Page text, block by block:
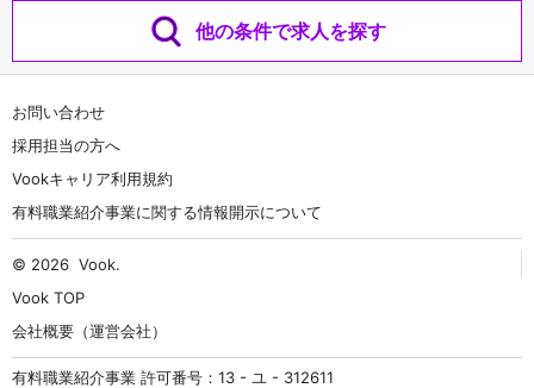
他の条件で求人を探す
お問い合わせ
採用担当の方へ
Vookキャリア利用規約
有料職業紹介事業に関する情報開示について
© 2026 Vook.
Vook TOP
会社概要（運営会社）
有料職業紹介事業 許可番号：13 - ユ - 312611